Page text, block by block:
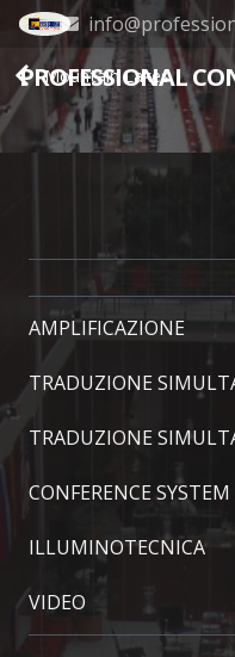
PROFESSIONAL
Mountain Lakes
AMPLIFICAZIONE
TRADUZIONE
TRADUZIONE
CONFERENCE SYSTEM
ILLUMINOTECNICA
VIDEO